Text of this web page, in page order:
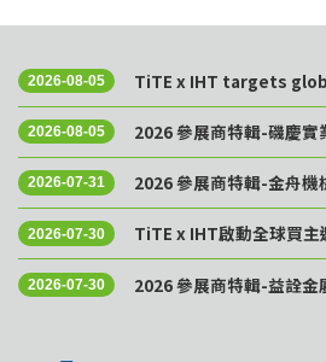
2026-08-05
TiTE x IHT targets
Golden Sourcing Week
2026-08-05 2026 參展商特輯-磯慶實
2026-07-31 2026 參展商特輯-金舟機
2026-07-30
TiTE x IHT啟動全球買主
供應鏈採購平台
2026-07-30 2026 參展商特輯-益詮金